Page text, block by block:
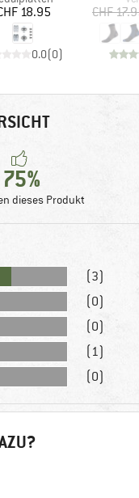
Preis
18.95
0.0(0)
CHF
75%
dieses Produkt
(3)
(0)
(0)
(1)
(0)